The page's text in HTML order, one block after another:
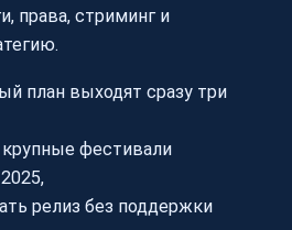
права, стриминг и
план выходят сразу три
крупные фестивали
релиз без поддержки